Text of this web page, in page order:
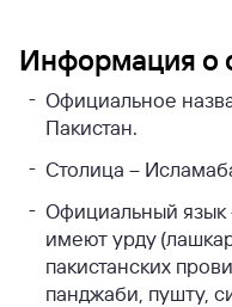
Информация о
Официальное
Пакистан.
Столица –
Официальный язык
имеют урду
пакистанских
панджаби, пушту,